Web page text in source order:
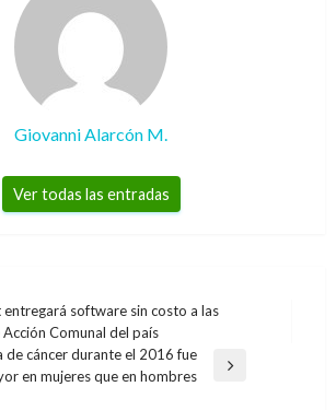
Giovanni Alarcón M.
Ver todas las entradas
software sin costo a las
Acción Comunal del país
de cáncer durante el 2016 fue
en mujeres que en hombres